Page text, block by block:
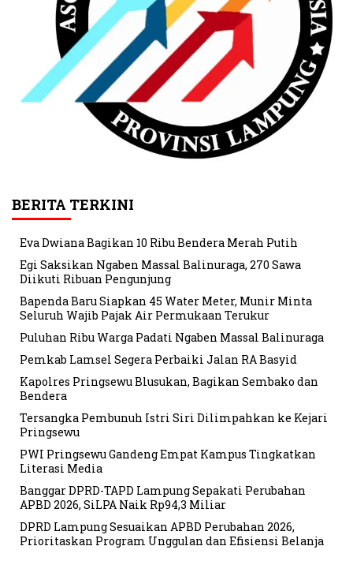
BERITA TERKINI
Eva Dwiana Bagikan 10 Ribu Bendera Merah Putih
Egi Saksikan Ngaben Massal Balinuraga, 270 Sawa
Diikuti Ribuan Pengunjung
Bapenda Baru Siapkan 45 Water Meter, Munir Minta
Seluruh Wajib Pajak Air Permukaan Terukur
Puluhan Ribu Warga Padati Ngaben Massal Balinuraga
Pemkab Lamsel Segera Perbaiki Jalan RA Basyid
Kapolres Pringsewu Blusukan, Bagikan Sembako dan
Bendera
Tersangka Pembunuh Istri Siri Dilimpahkan ke Kejari
Pringsewu
PWI Pringsewu Gandeng Empat Kampus Tingkatkan
Literasi Media
Banggar DPRD-TAPD Lampung Sepakati Perubahan
APBD 2026, SiLPA Naik Rp94,3 Miliar
DPRD Lampung Sesuaikan APBD Perubahan 2026,
Prioritaskan Program Unggulan dan Efisiensi Belanja